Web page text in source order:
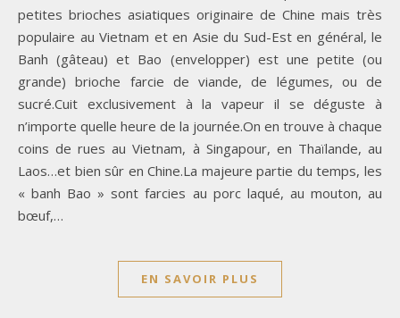
petites brioches asiatiques originaire de Chine mais très
populaire au Vietnam et en Asie du Sud-Est en général, le
Banh (gâteau) et Bao (envelopper) est une petite (ou
grande) brioche farcie de viande, de légumes, ou de
sucré.Cuit exclusivement à la vapeur il se déguste à
n’importe quelle heure de la journée.On en trouve à chaque
coins de rues au Vietnam, à Singapour, en Thaïlande, au
Laos…et bien sûr en Chine.La majeure partie du temps, les
« banh Bao » sont farcies au porc laqué, au mouton, au
bœuf,…
EN SAVOIR PLUS